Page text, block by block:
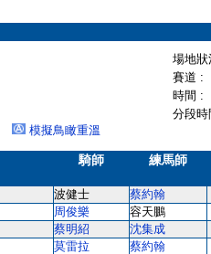
場地
賽道 :
時間 :
分段
模擬鳥瞰重溫
騎師 練馬師
波健士 蔡約翰
周俊樂 容天鵬
蔡明紹 沈集成
莫雷拉 蔡約翰